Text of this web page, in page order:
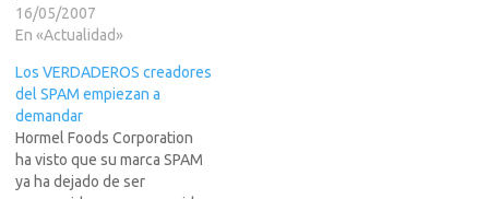
tu cuenta de acceso a zonas
restringidas en
regalamos una cuenta de
Email, que no tiene SPAM y
TAMPOCO LIMITES DE…
16/05/2007
En «Actualidad»
Los VERDADEROS creadores
del SPAM empiezan a
demandar
Hormel Foods Corporation
ha visto que su marca SPAM
ya ha dejado de ser